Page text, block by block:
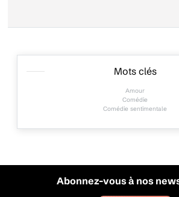
Mots clés
Amour
Comédie
Comédie sentimentale
Abonnez-vous à nos